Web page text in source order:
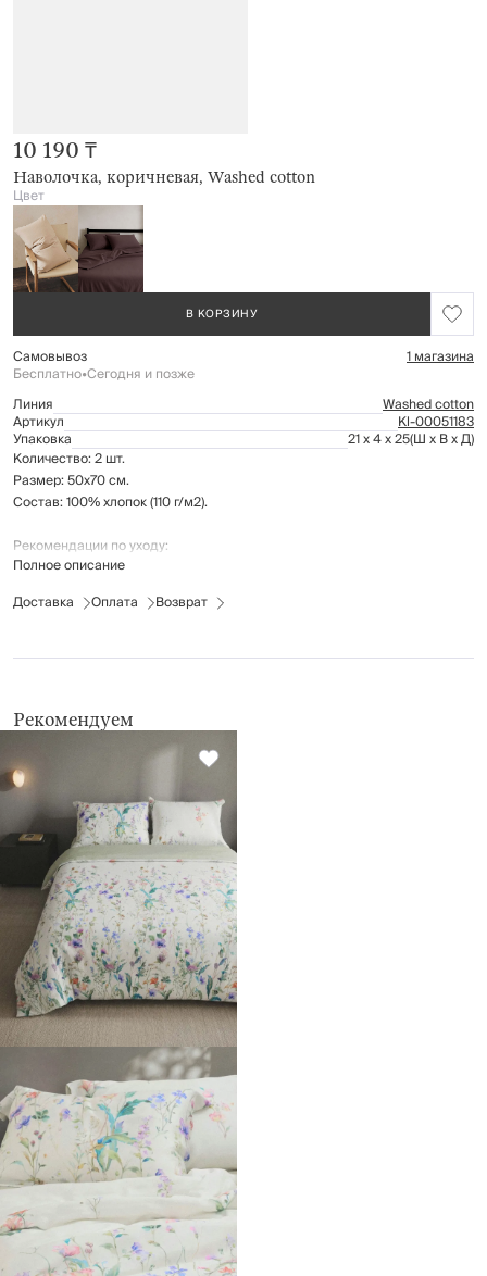
Наволочка, коричневая, Washed cotton
10 190 ₸
Цвет
В КОРЗИНУ
Самовывоз 1 магазина
Бесплатно•Сегодня и позже
Линия
Washed cotton
Артикул Kl-00051183
Упаковка 21 x 4 x 25(Ш x В x Д)
Количество: 2 шт.
Размер: 50х70 см.
Состав: 100% хлопок (110 г/м2).
Рекомендации по уходу:
максимальная температура стирки 40°С
деликатная барабанная сушка при низкой температуре
Полное описание
Доставка
Оплата Возврат
Рекомендуем